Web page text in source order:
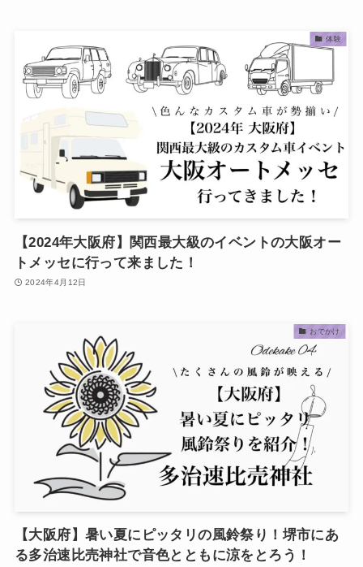
体験
【2024年大阪府】関西最大級のイベントの大阪オー
トメッセに行って来ました！
2024年4月12日
おでかけ
【大阪府】暑い夏にピッタリの風鈴祭り！堺市にあ
る多治速比売神社で音色とともに涼をとろう！